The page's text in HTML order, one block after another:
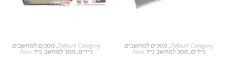
Default Category
,מסכים למחשבים
ניידים,מסך למחשב נייד Asus
Default Category
,מסכים למחשבים
ניידים,מסך למחשב נייד Asus